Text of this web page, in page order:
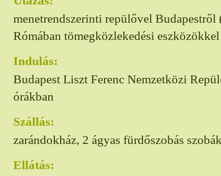
menetrendszerinti repülővel Budapestről
Rómában tömegközlekedési eszközökkel
Indulás:
Budapest Liszt Ferenc Nemzetközi
órákban
Szállás:
zarándokház, 2 ágyas fürdőszobás
Ellátás: